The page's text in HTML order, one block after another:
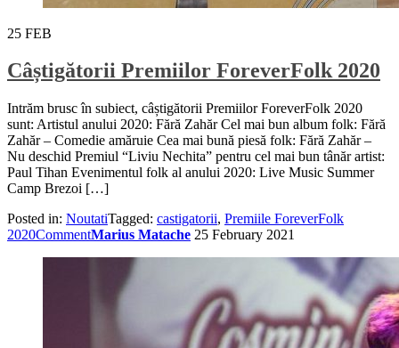
25 FEB
Câștigătorii Premiilor ForeverFolk 2020
Intrăm brusc în subiect, câștigătorii Premiilor ForeverFolk 2020
sunt: Artistul anului 2020: Fără Zahăr Cel mai bun album folk: Fără
Zahăr – Comedie amăruie Cea mai bună piesă folk: Fără Zahăr –
Nu deschid Premiul “Liviu Nechita” pentru cel mai bun tânăr artist:
Paul Tihan Evenimentul folk al anului 2020: Live Music Summer
Camp Brezoi […]
Posted in: NoutatiTagged: castigatorii, Premiile ForeverFolk
2020CommentMarius Matache 25 February 2021